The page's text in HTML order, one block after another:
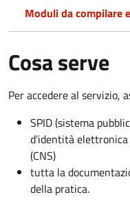
Moduli da compilare
Cosa serve
Per accedere al servizio,
SPID (sistema
d’identità
(CNS)
tutta la
della pratica.